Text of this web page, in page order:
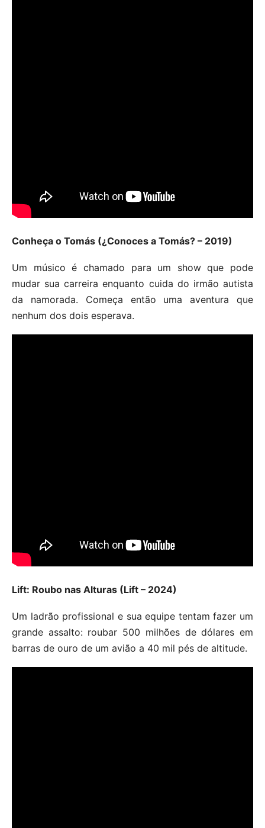
Conheça o Tomás (¿Conoces a Tomás? – 2019)
Um músico é chamado para um show que pode
mudar sua carreira enquanto cuida do irmão autista
da namorada. Começa então uma aventura que
nenhum dos dois esperava.
Lift: Roubo nas Alturas (Lift – 2024)
Um ladrão profissional e sua equipe tentam fazer um
grande assalto: roubar 500 milhões de dólares em
barras de ouro de um avião a 40 mil pés de altitude.